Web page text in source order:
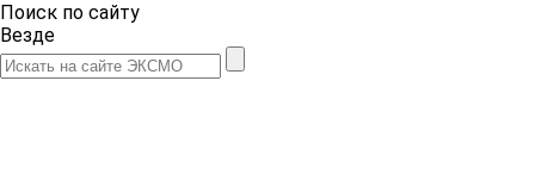
Поиск по сайту
Везде